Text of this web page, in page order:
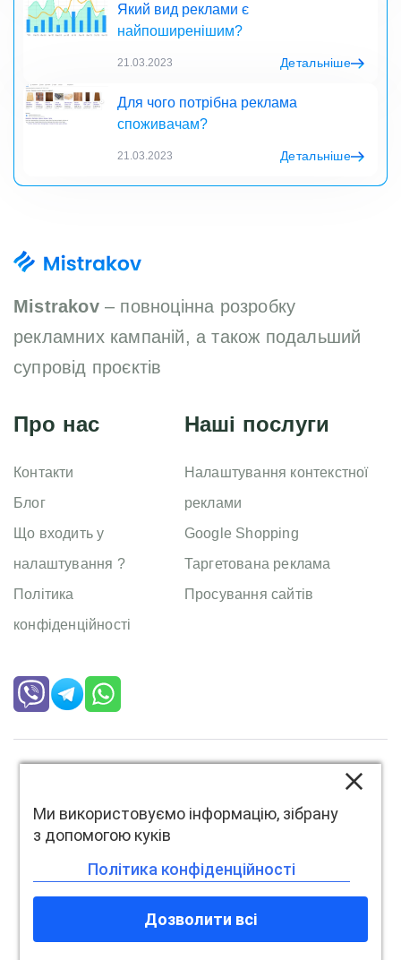
Який вид реклами є
найпоширенішим?
21.03.2023 Детальніше
Для чого потрібна реклама
споживачам?
21.03.2023 Детальніше
Mistrakov– повноцінна розробку
рекламних кампаній, а також подальший
супровід проєктів
Про нас
Контакти
Блог
Що входить у
налаштування ?
Політика
конфіденційності
Наші послуги
Налаштування контекстної
реклами
Google Shopping
Таргетована реклама
Просування сайтів
Ми використовуємо інформацію, зібрану
з допомогою куків
Політика конфіденційності
Дозволити всі